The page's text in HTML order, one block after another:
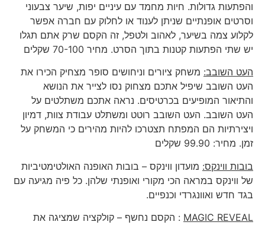
והפתעות גדולות. חיות מחמד עם עיניים יפות, שיער צבעוני
וסרטים אופנתיים שניתן לענוד או לחלוק עם חברה אפשר
לקלוע צמה בשיער, לאהוב ולטפל, זה הקסם שרק אתם תגלו
יש שתי הפתעות קטנות בתוך הסרט. מחיר 70-100 שקלים
העט השובב:משחק ציורים וניחושים סופר מצחיק הכירו את
העט השובב שיפיל אתכם מצחוק נסו לצייר את הנושא
והתיאור המופיעים בכרטיסים. נראה אתכם משתלטים על
העט השובב. העט השובב רוטט ומשתלט עבודת צוות, דמיון
ויצירתיות הם המפתח תצטרכו להיות מהירים כי המשחק על
זמן. מחיר: 99.90 שקלים
בובות ווינקס:מועדון ווינקס – בובות האופנה האולטימטיביות
של ווינקס במראה הכי מקורי ואופנתי שלהן. כל פיה מגיעה עם
בגד חדש ואוונגרדי וכנפיים.
MAGIC REVEAL: הקסם נחשף – קולקציה שמציגה את